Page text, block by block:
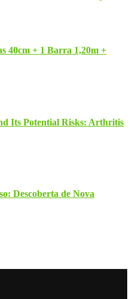
40cm + 1 Barra 1,20m +
Its Potential Risks: Arthritis
Descoberta de Nova